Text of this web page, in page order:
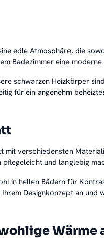
edle Atmosphäre, die
Badezimmer eine
schwarzen Heizkörper
für ein angenehm
verschiedensten
und langlebig
in hellen Bädern für
Ihrem Designkonzept an und
Wärme